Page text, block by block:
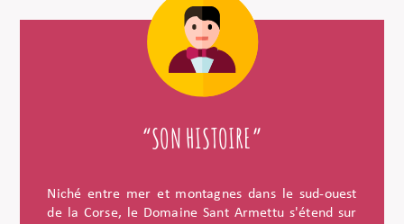
“SON HISTOIRE”
Niché entre mer et montagnes dans le sud-ouest
de la Corse, le Domaine Sant Armettu s'étend sur